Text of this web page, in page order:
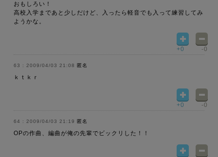
おもしろい！
高校入学まであと少しだけど、入ったら軽音でも入って練習してみ
ようかな。
+0 -0
2009/04/03 21:08 匿名
ｋｔｋｒ
+0 -0
2009/04/03 21:19 匿名
OPの作曲、編曲が俺の先輩でビックリした！！